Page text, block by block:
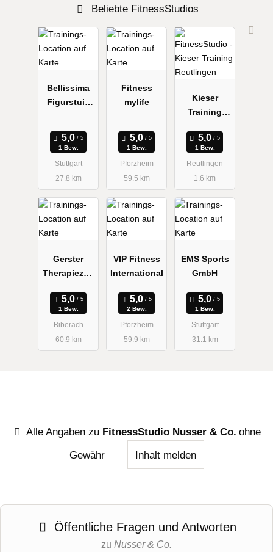
Beliebte FitnessStudios
Bellissima
Figurstuio
1 Bew.
Stuttgart
27.8 km
Fitness
mylife
1 Bew.
Pforzheim
59.5 km
Kieser
Training
1 Bew.
Reutlingen
1.6 km
Gerster
Therapiezen
1 Bew.
Biberach
60.9 km
VIP Fitness
International
2 Bew.
Pforzheim
59.9 km
EMS Sports
GmbH
1 Bew.
Stuttgart
31.1 km
Alle Angaben zu FitnessStudio Nusser & Co. ohne
Gewähr
Inhalt melden
Öffentliche Fragen und Antworten
zu Nusser & Co.